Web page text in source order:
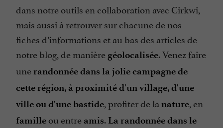
dans notre outils en collaboration avec Cirkwi,
mais aussi à retrouver sur chacune de nos
fiches d’informations et au bas des articles de
notre blog, de manière géolocalisée. Venez faire
une randonnée dans la jolie campagne de
cette région, à proximité d'un village, d'une
ville ou d'une bastide, profiter de la nature, en
famille ou entre amis. La randonnée dans le